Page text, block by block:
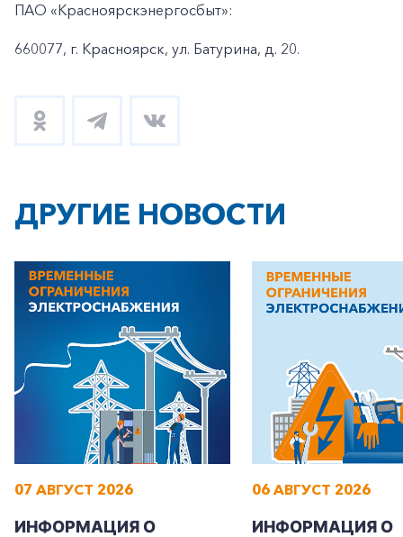
ПАО «Красноярскэнергосбыт»:
660077, г. Красноярск, ул. Батурина, д. 20.
ДРУГИЕ НОВОСТИ
07 АВГУСТ 2026
ИНФОРМАЦИЯ О
06 АВГУСТ 2026
ИНФОРМАЦИЯ О